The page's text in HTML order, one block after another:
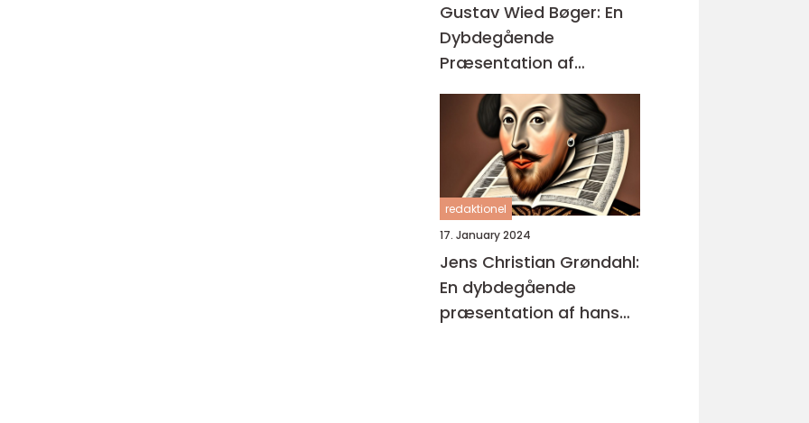
Gustav Wied Bøger: En
Dybdegående
Præsentation af
Enestående
Kunstværker
redaktionel
17. January 2024
Jens Christian Grøndahl:
En dybdegående
præsentation af hans